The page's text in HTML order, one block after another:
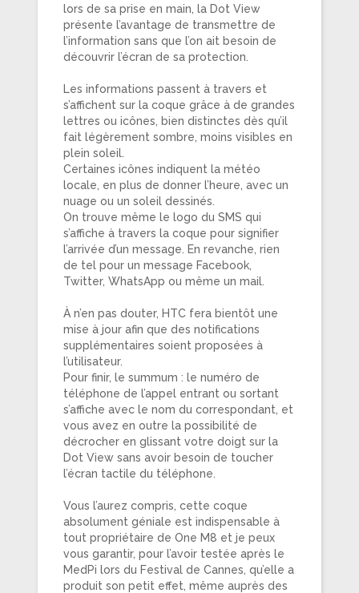
lors de sa prise en main, la Dot View
présente l’avantage de transmettre de
l’information sans que l’on ait besoin de
découvrir l’écran de sa protection.
Les informations passent à travers et
s’affichent sur la coque grâce à de grandes
lettres ou icônes, bien distinctes dès qu’il
fait légèrement sombre, moins visibles en
plein soleil.
Certaines icônes indiquent la météo
locale, en plus de donner l’heure, avec un
nuage ou un soleil dessinés.
On trouve même le logo du SMS qui
s’affiche à travers la coque pour signifier
l’arrivée d’un message. En revanche, rien
de tel pour un message Facebook,
Twitter, WhatsApp ou même un mail.
À n’en pas douter, HTC fera bientôt une
mise à jour afin que des notifications
supplémentaires soient proposées à
l’utilisateur.
Pour finir, le summum : le numéro de
téléphone de l’appel entrant ou sortant
s’affiche avec le nom du correspondant, et
vous avez en outre la possibilité de
décrocher en glissant votre doigt sur la
Dot View sans avoir besoin de toucher
l’écran tactile du téléphone.
Vous l’aurez compris, cette coque
absolument géniale est indispensable à
tout propriétaire de One M8 et je peux
vous garantir, pour l’avoir testée après le
MedPi lors du Festival de Cannes, qu’elle a
produit son petit effet, même auprès des